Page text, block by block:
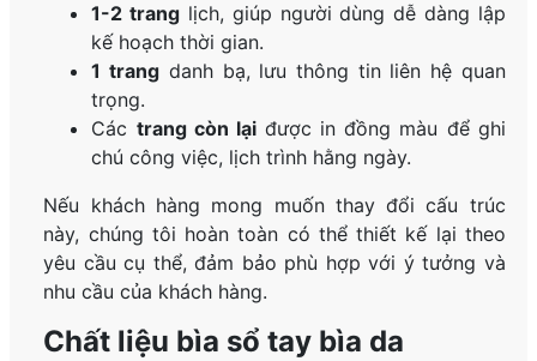
1-2 trang lịch, giúp người dùng dễ dàng lập
kế hoạch thời gian.
1 trang danh bạ, lưu thông tin liên hệ quan
trọng.
Các trang còn lạiđược in đồng màu để ghi
chú công việc, lịch trình hằng ngày.
Nếu khách hàng mong muốn thay đổi cấu trúc
này, chúng tôi hoàn toàn có thể thiết kế lại theo
yêu cầu cụ thể, đảm bảo phù hợp với ý tưởng và
nhu cầu của khách hàng.
Chất liệu bìa sổ tay bìa da